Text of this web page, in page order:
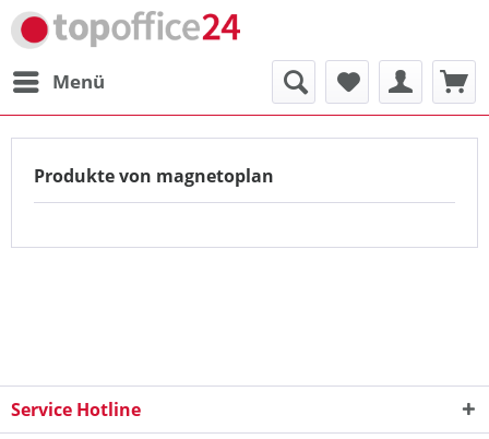
Menü
Produkte von magnetoplan
Service Hotline